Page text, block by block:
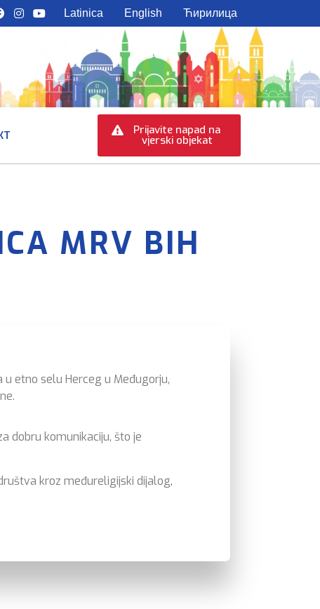
Latinica English Ћирилица
Prijavite napad na
vjerski objekat
MRV BIH
u etno selu Herceg u Međugorju,
dobru komunikaciju, što je
kroz međureligijski dijalog,